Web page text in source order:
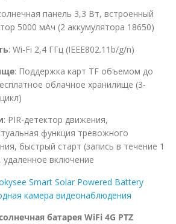
панель 3,3 Вт, встроенный
5000 мАч (2 аккумулятора 18650)
: Wi-Fi 2,4 ГГц (IEEE802.11b/g/n)
: Поддержка карт TF объемом до
облачное хранилище (3-
: PIR-детектор движения,
функция тревожного
быстрый старт (запись в течение 1
удаленное включение
Smart Solar Powered Battery
камера видеонаблюдения
батарея WiFi 4G PTZ